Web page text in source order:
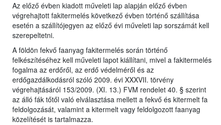
Az előző évben kiadott műveleti lap alapján előző évben
végrehajtott fakitermelés következő évben történő szállítása
esetén a szállítójegyen az előző évi műveleti lap sorszámát kell
szerepeltetni.
A földön fekvő faanyag fakitermelés során történő
felkészítéséhez kell műveleti lapot kiállítani, mivel a fakitermelés
fogalma az erdőről, az erdő védelméről és az
erdőgazdálkodásról szóló 2009. évi XXXVII. törvény
végrehajtásáról 153/2009. (XI. 13.) FVM rendelet 40. § szerint
az álló fák tőtől való elválasztása mellett a fekvő és kitermelt fa
feldolgozását, valamint a kitermelt vagy feldolgozott faanyag
közelítését is tartalmazza.